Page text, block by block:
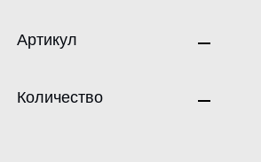
Артикул
Количество